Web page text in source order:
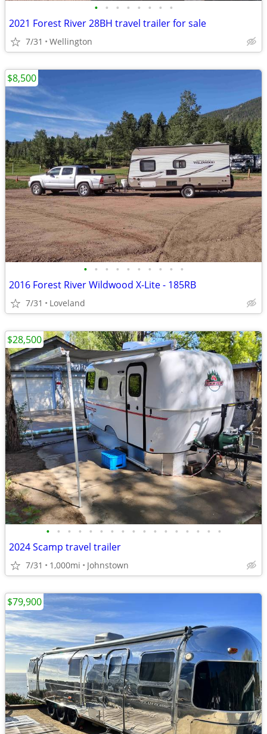
• • • • • • • •
2021 Forest River 28BH travel trailer for sale
7/31 Wellington
• • • • • • • • • •
2016 Forest River Wildwood X-Lite - 185RB
7/31 Loveland
$8,500
• • • • • • • • • • • • • • • • •
2024 Scamp travel trailer
7/31 1,000mi Johnstown
$28,500
$79,900